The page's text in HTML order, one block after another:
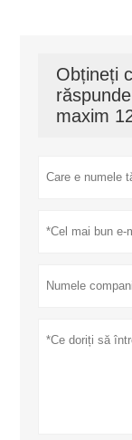
Obțineți
maxim